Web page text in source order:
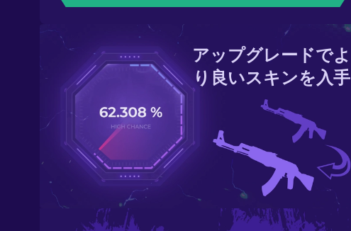
アップグレードでよ
り良いスキンを入手